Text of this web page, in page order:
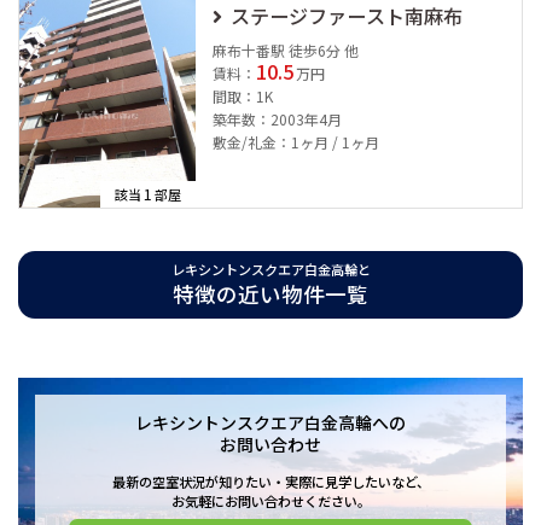
白金高輪駅直結の大型商業複合施設「白金アエルシティ」を徒歩
1分圏内に捉え、スーパー・クリニック・飲食店・衣料店など充
実した生活施設をご利用になれます。
落ち着いた住環境で贅沢にお暮しになりたい方に大変オススメの
レキシントンスクエア白金高輪。
是非この機会に暮らしやすい街“高輪”に住んでみませんか。
レキシントンスクエア白金高輪の賃貸情報は、ユウキホームへお
レキシントンスクエア白金高輪は2005年12月築の総戸数129戸のタワ
ーマンションです。
建築デザイナー設計によるこだわりのデザイナーズマンション。
該当1部屋
ステージファースト南麻布
麻布十番駅 徒歩6分 他
賃料： 10.5 万円
間取：1K
築年数：2003年4月
敷金/礼金：1ヶ月 / 1ヶ月
レキシントンスクエア白金高輪と
特徴の近い物件一覧
レキシントンスクエア白金高輪への
お問い合わせ
最新の空室状況が知りたい・実際に見学したいなど、
お気軽にお問い合わせください。